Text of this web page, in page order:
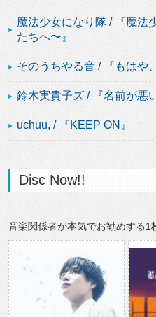
魔法少女になり隊 / 『魔法
たちへ〜』
そのうちやる音 / 『もはや
鈴木実貴子ズ / 『名前が悪い
uchuu, / 『KEEP ON』
Disc Now!!
音楽関係者が本気でお勧めする1